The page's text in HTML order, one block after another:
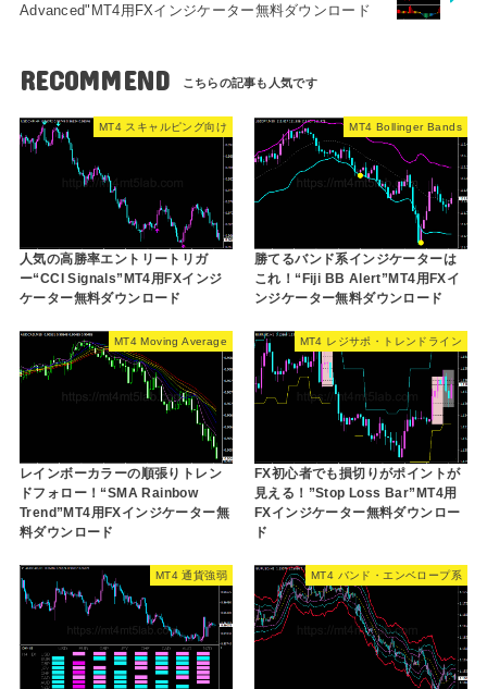
Advanced"MT4用FXインジケーター無料ダウンロード
RECOMMEND
MT4 スキャルピング向け
人気の高勝率エントリートリガ
ー“CCI Signals”MT4用FXインジ
ケーター無料ダウンロード
MT4 Bollinger Bands
勝てるバンド系インジケーターは
これ！“Fiji BB Alert”MT4用FXイ
ンジケーター無料ダウンロード
MT4 Moving Average
レインボーカラーの順張りトレン
ドフォロー！“SMA Rainbow
Trend”MT4用FXインジケーター無
料ダウンロード
MT4 レジサポ・トレンドライン
FX初心者でも損切りがポイントが
見える！”Stop Loss Bar”MT4用
FXインジケーター無料ダウンロー
ド
MT4 通貨強弱 MT4 バンド・エンベロープ系